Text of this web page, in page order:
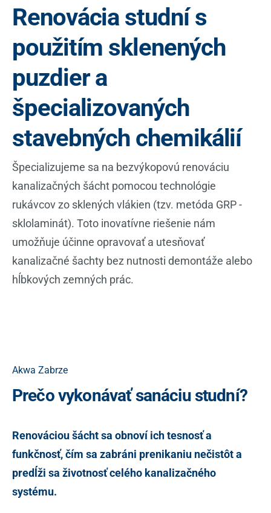
Renovácia studní s
použitím sklenených
puzdier a
špecializovaných
stavebných chemikálií
Špecializujeme sa na bezvýkopovú renováciu
kanalizačných šácht pomocou technológie
rukávcov zo sklených vlákien (tzv. metóda GRP -
sklolaminát). Toto inovatívne riešenie nám
umožňuje účinne opravovať a utesňovať
kanalizačné šachty bez nutnosti demontáže alebo
hĺbkových zemných prác.
Akwa Zabrze
Prečo vykonávať sanáciu studní?
Renováciou šácht sa obnoví ich tesnosť a
funkčnosť, čím sa zabráni prenikaniu nečistôt a
predĺži sa životnosť celého kanalizačného
systému.